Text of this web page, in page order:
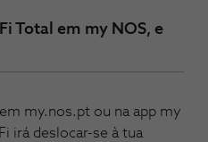
Total em my NOS, e
my.nos.pt ou na app my
irá deslocar-se à tua